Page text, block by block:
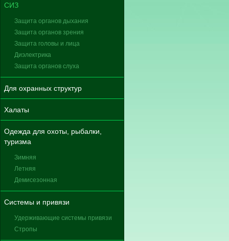
СИЗ
Защита органов дыхания
Защита органов зрения
Защита головы и лица
Диэлектрика
Защита органов слуха
Для охранных структур
Халаты
Одежда для охоты, рыбалки,
туризма
Зимняя
Летняя
Демисезонная
Системы и привязи
Удерживающие системы привязи
Стропы